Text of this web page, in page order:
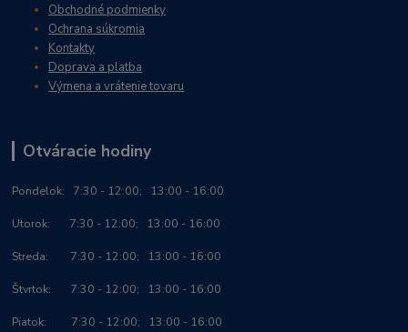
Obchodné podmienky
Ochrana súkromia
Kontakty
Doprava a platba
Výmena a vrátenie tovaru
Otváracie hodiny
Pondelok: 7:30 - 12:00; 13:00 - 16:00
Utorok: 7:30 - 12:00; 13:00 - 16:00
Streda: 7:30 - 12:00; 13:00 - 16:00
Štvrtok: 7:30 - 12:00; 13:00 - 16:00
Piatok: 7:30 - 12:00; 13:00 - 16:00